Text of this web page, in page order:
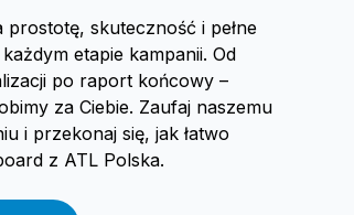
prostotę, skuteczność i pełne
etapie kampanii. Od
po raport końcowy –
za Ciebie. Zaufaj naszemu
i przekonaj się, jak łatwo
z ATL Polska.